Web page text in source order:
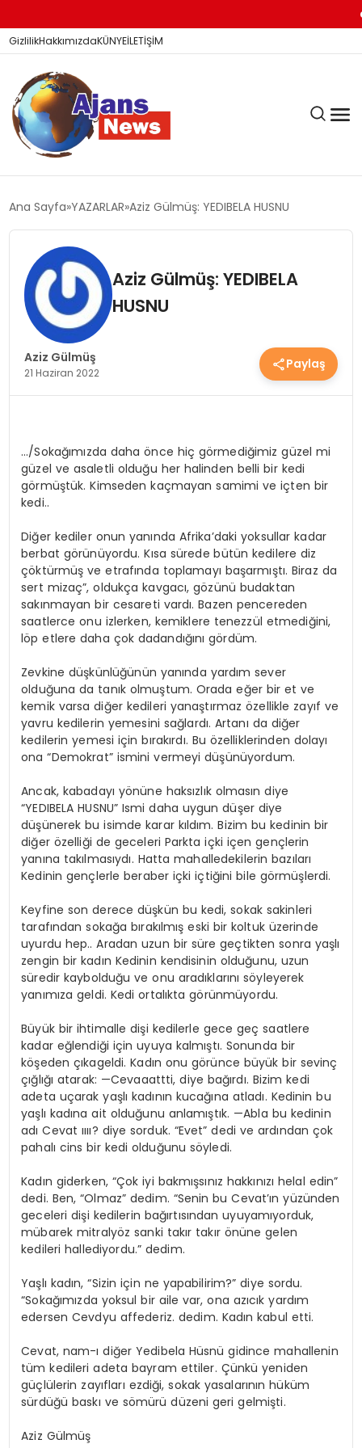
GizlilikHakkımızdaKÜNYEİLETİŞİM
KÖŞE YAZILARI
SİYASET
DÜNYA
EKONOMİ
EĞİTİM
GÜNDEM
SAĞLIK
SPOR
Ana Sayfa YAZARLAR Aziz Gülmüş: YEDIBELA HUSNU
Aziz Gülmüş: YEDIBELA
HUSNU
Aziz Gülmüş
21 Haziran 2022
Paylaş
…/Sokağımızda daha önce hiç görmediğimiz güzel mi
güzel ve asaletli olduğu her halinden belli bir kedi
görmüştük. Kimseden kaçmayan samimi ve içten bir
kedi..
Diğer kediler onun yanında Afrika’daki yoksullar kadar
berbat görünüyordu. Kısa sürede bütün kedilere diz
çöktürmüş ve etrafında toplamayı başarmıştı. Biraz da
sert mizaç”, oldukça kavgacı, gözünü budaktan
sakınmayan bir cesareti vardı. Bazen pencereden
saatlerce onu izlerken, kemiklere tenezzül etmediğini,
löp etlere daha çok dadandığını gördüm.
Zevkine düşkünlüğünün yanında yardım sever
olduğuna da tanık olmuştum. Orada eğer bir et ve
kemik varsa diğer kedileri yanaştırmaz özellikle zayıf ve
yavru kedilerin yemesini sağlardı. Artanı da diğer
kedilerin yemesi için bırakırdı. Bu özelliklerinden dolayı
ona “Demokrat” ismini vermeyi düşünüyordum.
Ancak, kabadayı yönüne haksızlık olmasın diye
“YEDIBELA HUSNU” Ismi daha uygun düşer diye
düşünerek bu isimde karar kıldım. Bizim bu kedinin bir
diğer özelliği de geceleri Parkta içki içen gençlerin
yanına takılmasıydı. Hatta mahalledekilerin bazıları
Kedinin gençlerle beraber içki içtiğini bile görmüşlerdi.
Keyfine son derece düşkün bu kedi, sokak sakinleri
tarafından sokağa bırakılmış eski bir koltuk üzerinde
uyurdu hep.. Aradan uzun bir süre geçtikten sonra yaşlı
zengin bir kadın Kedinin kendisinin olduğunu, uzun
süredir kaybolduğu ve onu aradıklarını söyleyerek
yanımıza geldi. Kedi ortalıkta görünmüyordu.
Büyük bir ihtimalle dişi kedilerle gece geç saatlere
kadar eğlendiği için uyuya kalmıştı. Sonunda bir
köşeden çıkageldi. Kadın onu görünce büyük bir sevinç
çığlığı atarak: —Cevaaattti, diye bağırdı. Bizim kedi
adeta uçarak yaşlı kadının kucağına atladı. Kedinin bu
yaşlı kadına ait olduğunu anlamıştık. —Abla bu kedinin
adı Cevat ıııı? diye sorduk. “Evet” dedi ve ardından çok
pahalı cins bir kedi olduğunu söyledi.
Kadın giderken, “Çok iyi bakmışsınız hakkınızı helal edin”
dedi. Ben, “Olmaz” dedim. “Senin bu Cevat’ın yüzünden
geceleri dişi kedilerin bağırtısından uyuyamıyorduk,
mübarek mitralyöz sanki takır takır önüne gelen
kedileri hallediyordu.” dedim.
Yaşlı kadın, “Sizin için ne yapabilirim?” diye sordu.
“Sokağımızda yoksul bir aile var, ona azıcık yardım
edersen Cevdyu affederiz. dedim. Kadın kabul etti.
Cevat, nam-ı diğer Yedibela Hüsnü gidince mahallenin
tüm kedileri adeta bayram ettiler. Çünkü yeniden
güçlülerin zayıfları ezdiği, sokak yasalarının hüküm
sürdüğü baskı ve sömürü düzeni geri gelmişti.
Aziz Gülmüş